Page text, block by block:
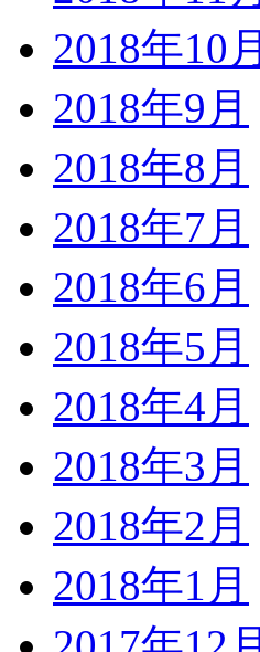
2018年10月
2018年9月
2018年8月
2018年7月
2018年6月
2018年5月
2018年4月
2018年3月
2018年2月
2018年1月